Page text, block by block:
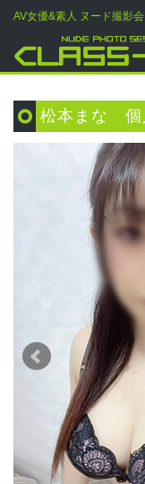
AV女優&素人 ヌード撮影
松本まな 個